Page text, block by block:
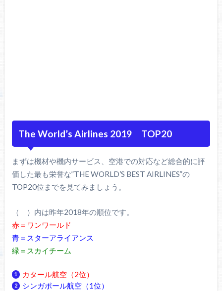
The World’s Airlines 2019 TOP20
まずは機材や機内サービス、空港での対応など総合的に評
価した最も栄誉な”THE WORLD’S BEST AIRLINES”の
TOP20位までを見てみましょう。
（ ）内は昨年2018年の順位です。
赤＝ワンワールド
青＝スターアライアンス
緑＝スカイチーム
カタール航空（2位）
シンガポール航空（1位）